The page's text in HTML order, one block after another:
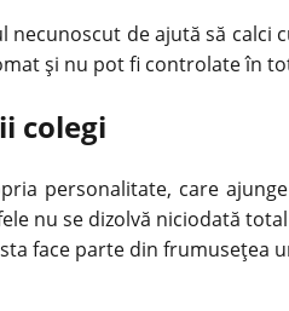
de ajută să
și nu pot fi controlate în
colegi
personalitate, care
nu se dizolvă niciodată
face parte din frumusețea